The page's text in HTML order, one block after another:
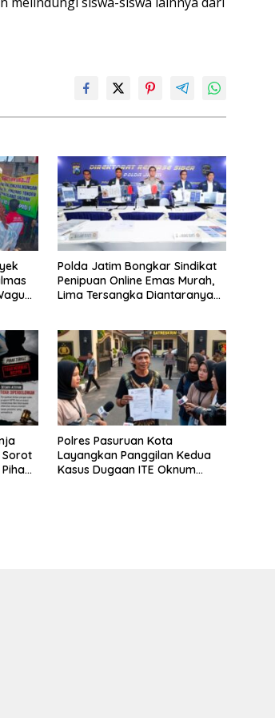
Polda Jatim Bongkar Sindikat
Penipuan Online Emas Murah,
Lima Tersangka Diantaranya
Sorot
Polres Pasuruan Kota
Layangkan Panggilan Kedua
Kasus Dugaan ITE Oknum